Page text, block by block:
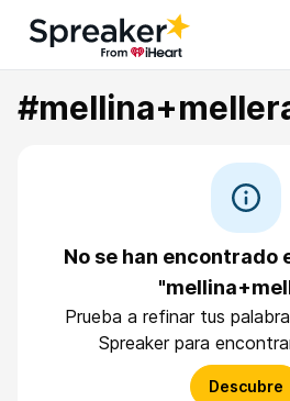
No se han encontrado
Prueba a refinar tus
Spreaker para
Descubre